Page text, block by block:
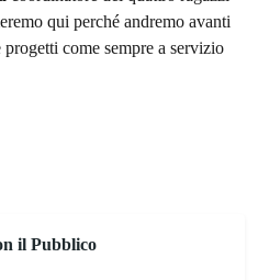
qui perché andremo avanti
come sempre a servizio
il Pubblico